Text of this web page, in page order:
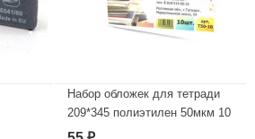
Набор обложек для тетради
209*345 полиэтилен 50мкм 10
штук в наборе арт Т50-10